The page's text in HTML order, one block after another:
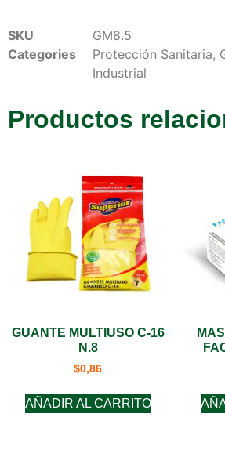
SKU
GM8.5
Categories
Protección Sanitaria,
Industrial
Productos
GUANTE MULTIUSO C-16
N.8
$0,86
AÑADIR AL CARRITO